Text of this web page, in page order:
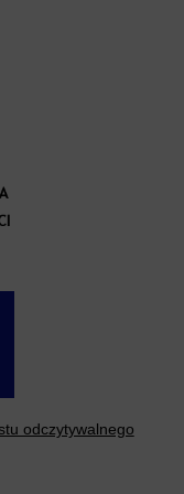
odczytywalnego